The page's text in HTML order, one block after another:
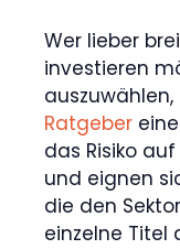
Wer lieber
investieren
Ratgeber
das Risiko
und eignen
die den
einzelne Titel